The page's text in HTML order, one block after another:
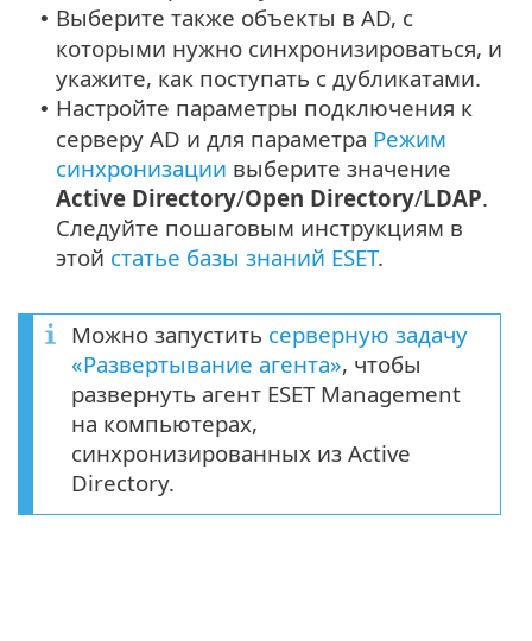
• Выберите также объекты в AD, с
которыми нужно синхронизироваться, и
укажите, как поступать с дубликатами.
• Настройте параметры подключения к
серверу AD и для параметра Режим
синхронизации выберите значение
Active Directory/Open Directory/LDAP.
Следуйте пошаговым инструкциям в
этой статье базы знаний ESET.
Можно запустить серверную задачу
«Развертывание агента», чтобы
развернуть агент ESET Management
на компьютерах,
синхронизированных из Active
Directory.